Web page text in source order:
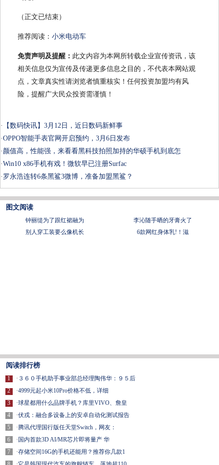
（正文已结束）
推荐阅读： 小米电动车
免责声明及提醒： 此文内容为本网所转载企业宣传资讯，该
相关信息仅为宣传及传递更多信息之目的，不代表本网站观
点，文章真实性请浏览者慎重核实！任何投资加盟均有风
险，提醒广大民众投资需谨慎！
·
【数码快讯】3月12日，近日数码新鲜事
·OPPO智能手表官网开启预约，3月6日发布
· 颜值高，性能强，来看看黑科技拍照加持的华硕手机到底怎
·Win10 x86手机有戏！微软早已注册Surfac
· 罗永浩连转6条黑鲨3微博，准备加盟黑鲨？
图文阅读
钟丽缇为了跟红裙融为
李沁随手晒的牙膏火了
别人穿工装要么像机长
6款网红身体乳!！滋
阅读排行榜
1
2
3
4
5
6
7
· ３６０手机助手事业部总经理陶伟华：９５后
·4999元起小米10Pro价格不低，详细
·球星都用什么品牌手机？库里VIVO、詹皇
·伏戎：融合多设备上的安卓自动化测试报告
·腾讯代理国行版任天堂Switch，网友：
· 国内首款3D AI/MR芯片即将量产 华
·存储空间16G的手机还能用？推荐你几款1